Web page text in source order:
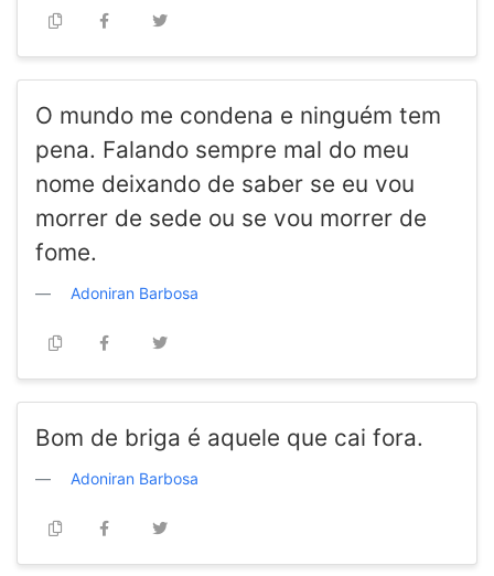
O mundo me condena e ninguém tem
pena. Falando sempre mal do meu
nome deixando de saber se eu vou
morrer de sede ou se vou morrer de
fome.
Adoniran Barbosa
Bom de briga é aquele que cai fora.
Adoniran Barbosa